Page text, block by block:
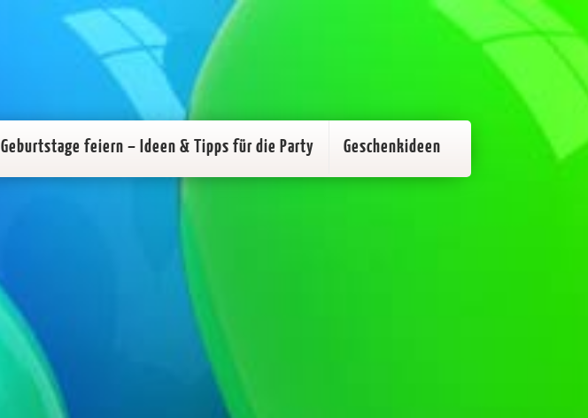
Geburtstage feiern – Ideen & Tipps für die Party Geschenkideen